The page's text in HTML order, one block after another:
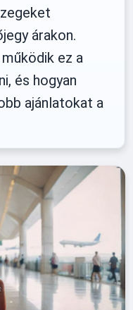
árakon.
ez a
és hogyan
ajánlatokat a